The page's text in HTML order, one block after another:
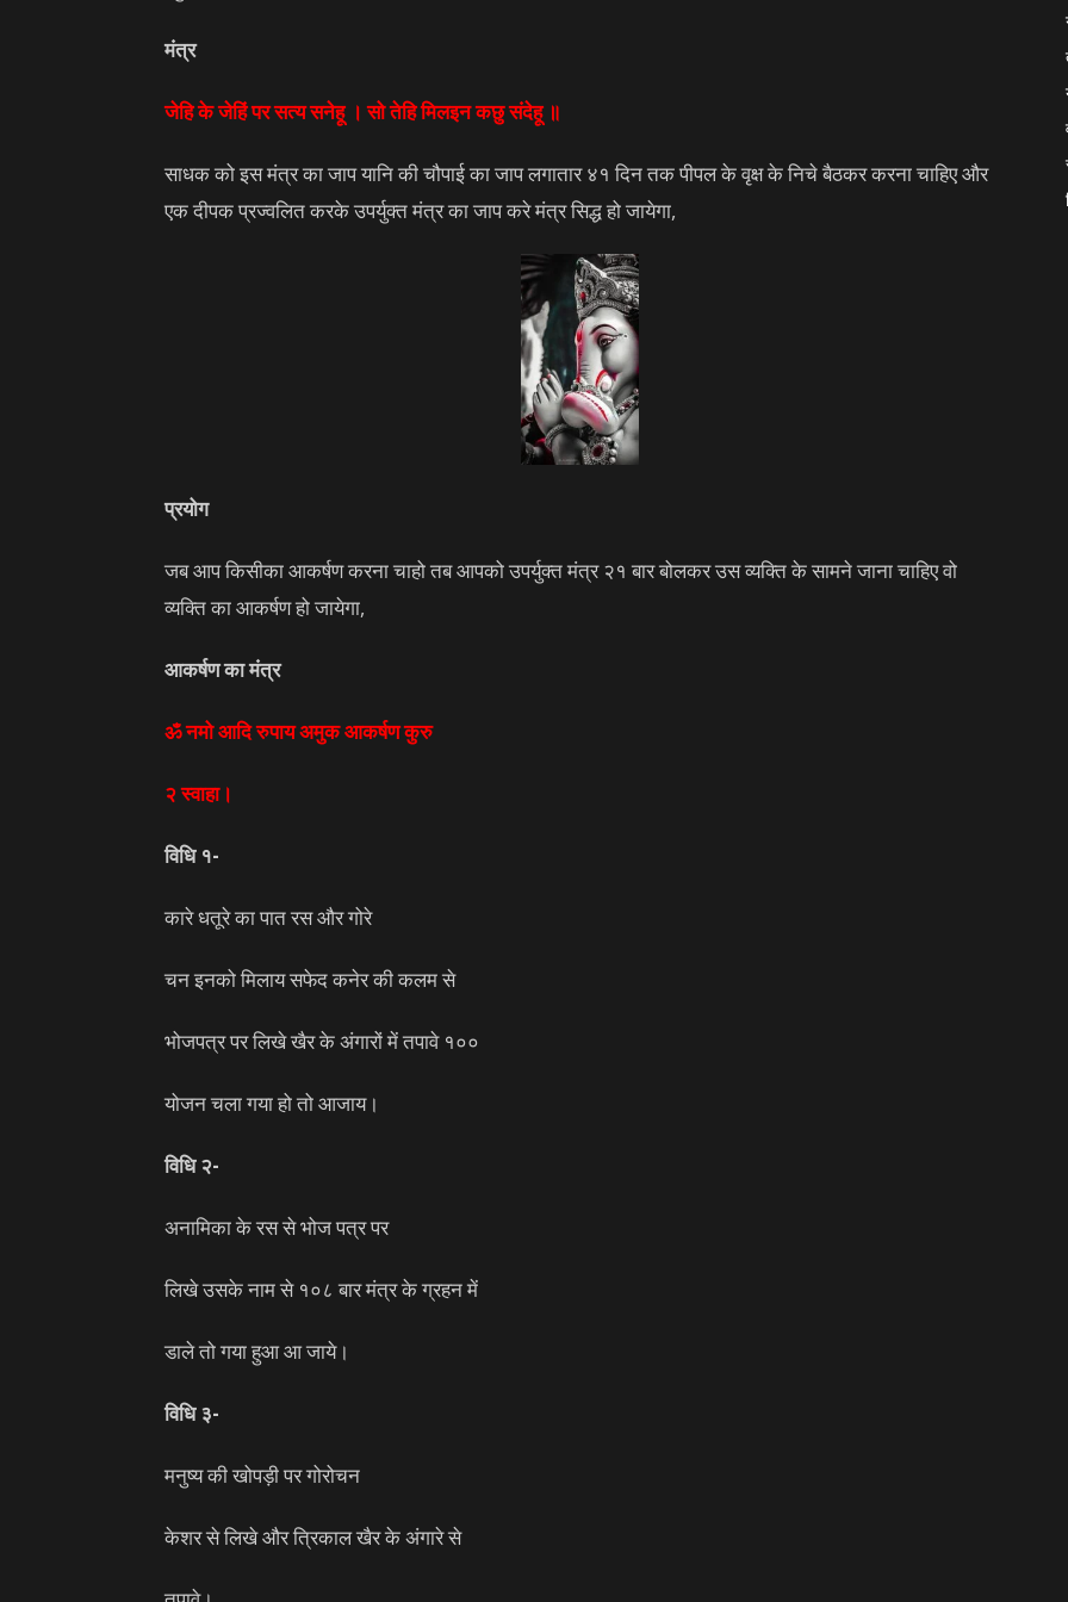
मंत्र
जेहि के जेहिं पर सत्य सनेहू । सो तेहि मिलइन कछु संदेहू ॥
साधक को इस मंत्र का जाप यानि की चौपाई का जाप लगातार ४१ दिन तक पीपल के वृक्ष के निचे बैठकर करना चाहिए और
एक दीपक प्रज्वलित करके उपर्युक्त मंत्र का जाप करे मंत्र सिद्ध हो जायेगा,
प्रयोग
जब आप किसीका आकर्षण करना चाहो तब आपको उपर्युक्त मंत्र २१ बार बोलकर उस व्यक्ति के सामने जाना चाहिए वो
व्यक्ति का आकर्षण हो जायेगा,
आकर्षण का मंत्र
ॐ नमो आदि रुपाय अमुक आकर्षण कुरु
२ स्वाहा।
विधि १-
कारे धतूरे का पात रस और गोरे
चन इनको मिलाय सफेद कनेर की कलम से
भोजपत्र पर लिखे खैर के अंगारों में तपावे १००
योजन चला गया हो तो आजाय।
विधि २-
अनामिका के रस से भोज पत्र पर
लिखे उसके नाम से १०८ बार मंत्र के ग्रहन में
डाले तो गया हुआ आ जाये।
विधि ३-
मनुष्य की खोपड़ी पर गोरोचन
केशर से लिखे और त्रिकाल खैर के अंगारे से